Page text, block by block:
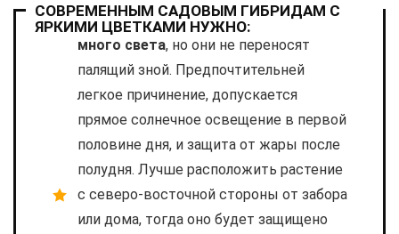
СОВРЕМЕННЫМ САДОВЫМ ГИБРИДАМ С
ЯРКИМИ ЦВЕТКАМИ НУЖНО:
много света, но они не переносят
палящий зной. Предпочтительней
легкое причинение, допускается
прямое солнечное освещение в первой
половине дня, и защита от жары после
полудня. Лучше расположить растение
с северо-восточной стороны от забора
или дома, тогда оно будет защищено